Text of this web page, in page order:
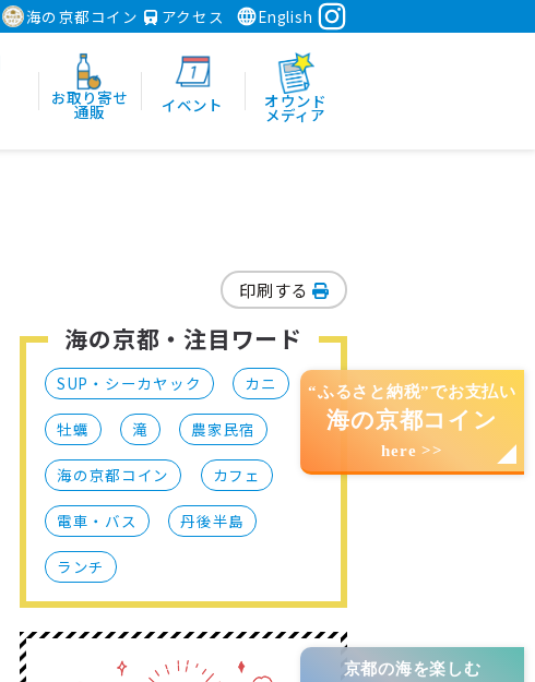
海の京都コイン アクセス English
お取り寄せ
通販 イベント オウンド
メディア
“ふるさと納税”でお支払い
海の京都コイン
here >>
京都の海を楽しむ
印刷する
海の京都・注目ワード
SUP・シーカヤック カニ
牡蠣 滝 農家民宿
海の京都コイン カフェ
電車・バス 丹後半島
ランチ